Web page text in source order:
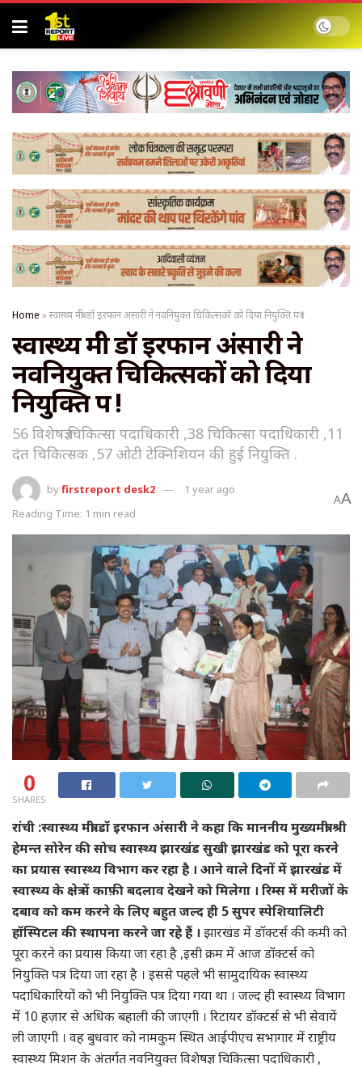
Home »स्वास्थ्य मंत्री डॉ इरफान अंसारी ने नवनियुक्त चिकित्सकों को दिया नियुक्ति पत्र !
स्वास्थ्य मंत्री डॉ इरफान अंसारी ने
नवनियुक्त चिकित्सकों को दिया
नियुक्ति पत्र !
56 विशेषज्ञ चिकित्सा पदाधिकारी ,38 चिकित्सा पदाधिकारी ,11
दंत चिकित्सक ,57 ओटी टेक्निशियन की हुई नियुक्ति .
byfirstreport desk2
1 year ago
Reading Time: 1 min read
AA
0
SHARES
रांची :स्वास्थ्य मंत्री डॉ इरफान अंसारी ने कहा कि माननीय मुख्यमंत्री श्री
हेमन्त सोरेन की सोच स्वास्थ्य झारखंड सुखी झारखंड को पूरा करने
का प्रयास स्वास्थ्य विभाग कर रहा है । आने वाले दिनों में झारखंड में
स्वास्थ्य के क्षेत्र में काफ़ी बदलाव देखने को मिलेगा । रिम्स में मरीजों के
दबाव को कम करने के लिए बहुत जल्द ही 5 सुपर स्पेशियालिटी
हॉस्पिटल की स्थापना करने जा रहे हैं । झारखंड में डॉक्टर्स की कमी को
पूरा करने का प्रयास किया जा रहा है ,इसी क्रम में आज डॉक्टर्स को
नियुक्ति पत्र दिया जा रहा है । इससे पहले भी सामुदायिक स्वास्थ्य
पदाधिकारियों को भी नियुक्ति पत्र दिया गया था । जल्द ही स्वास्थ्य विभाग
में 10 हज़ार से अधिक बहाली की जाएगी । रिटायर डॉक्टर्स से भी सेवायें
ली जाएगी । वह बुधवार को नामकुम स्थित आईपीएच सभागार में राष्ट्रीय
स्वास्थ्य मिशन के अंतर्गत नवनियुक्त विशेषज्ञ चिकित्सा पदाधिकारी ,